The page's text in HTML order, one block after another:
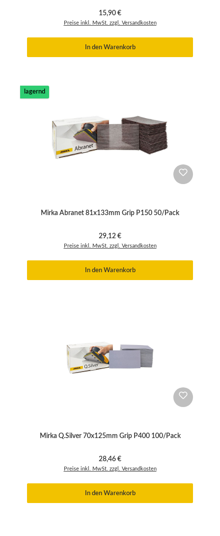
Regulärer Preis:
15,90 €
Preise inkl. MwSt. zzgl. Versandkosten
In den Warenkorb
lagernd
Mirka Abranet 81x133mm Grip P150 50/Pack
Regulärer Preis:
29,12 €
Preise inkl. MwSt. zzgl. Versandkosten
In den Warenkorb
Mirka Q.Silver 70x125mm Grip P400 100/Pack
Regulärer Preis:
28,46 €
Preise inkl. MwSt. zzgl. Versandkosten
In den Warenkorb